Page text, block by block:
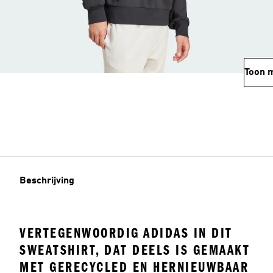
Toon
Beschrijving
VERTEGENWOORDIG ADIDAS IN DIT
SWEATSHIRT, DAT DEELS IS GEMAAKT
MET GERECYCLED EN HERNIEUWBAAR